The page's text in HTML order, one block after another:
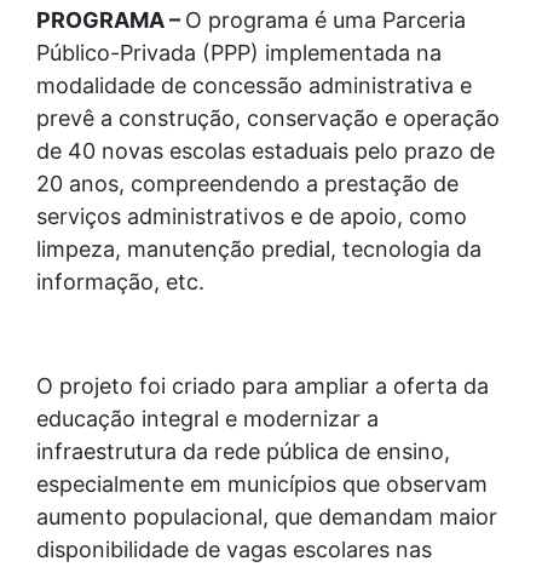
PROGRAMA – O programa é uma Parceria
Público-Privada (PPP) implementada na
modalidade de concessão administrativa e
prevê a construção, conservação e operação
de 40 novas escolas estaduais pelo prazo de
20 anos, compreendendo a prestação de
serviços administrativos e de apoio, como
limpeza, manutenção predial, tecnologia da
informação, etc.
O projeto foi criado para ampliar a oferta da
educação integral e modernizar a
infraestrutura da rede pública de ensino,
especialmente em municípios que observam
aumento populacional, que demandam maior
disponibilidade de vagas escolares nas